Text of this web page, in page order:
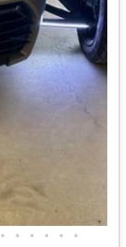
• • • • • •